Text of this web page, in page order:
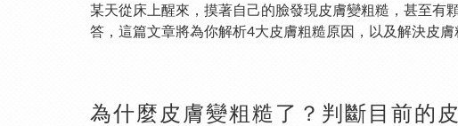
某天從床上醒來，摸著自己的臉發現皮膚變粗糙，甚至有
答，這篇文章將為你解析4大皮膚粗糙原因，以及解決皮
為什麼皮膚變粗糙了？判斷目前的